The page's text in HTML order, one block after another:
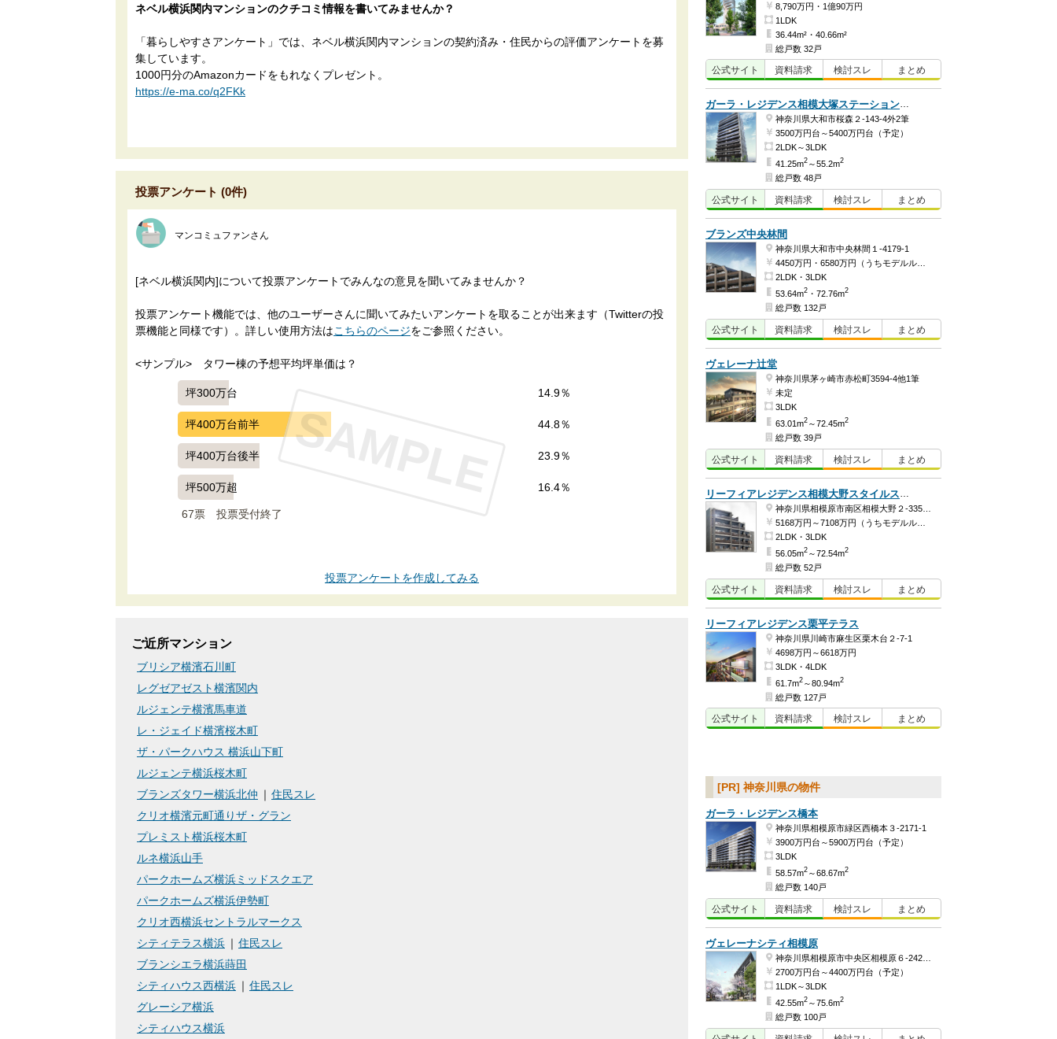
ネベル横浜関内マンションのクチコミ情報を書いてみませんか？
「暮らしやすさアンケート」では、ネベル横浜関内マンションの契約済み・住民からの評価アンケートを募
集しています。
1000円分のAmazonカードをもれなくプレゼント。
https://e-ma.co/q2FKk
投票アンケート (0件)
マンコミュファンさん
[ネベル横浜関内]について投票アンケートでみんなの意見を聞いてみませんか？
投票アンケート機能では、他のユーザーさんに聞いてみたいアンケートを取ることが出来ます（Twitterの投
票機能と同様です）。詳しい使用方法は こちらのページをご参照ください。
<サンプル>　タワー棟の予想平均坪単価は？
坪300万台 14.9％
坪400万台前半 44.8％
坪400万台後半 23.9％
坪500万超 16.4％
67票 投票受付終了
SAMPLE
投票アンケートを作成してみる
ご近所マンション
ブリシア横濱石川町
レグゼアゼスト横濱関内
ルジェンテ横濱馬車道
レ・ジェイド横濱桜木町
ザ・パークハウス 横浜山下町
ルジェンテ横浜桜木町
ブランズタワー横浜北仲
住民スレ
クリオ横濱元町通りザ・グラン
プレミスト横浜桜木町
ルネ横浜山手
パークホームズ横浜ミッドスクエア
パークホームズ横浜伊勢町
クリオ西横浜セントラルマークス
シティテラス横浜
住民スレ
ブランシエラ横浜蒔田
シティハウス西横浜
住民スレ
グレーシア横浜
シティハウス横浜
8,790万円・1億90万円
1LDK
36.44m²・40.66m²
総戸数 32戸
公式サイト 資料請求 検討スレ まとめ
ガーラ・レジデンス相模大塚ステーションマーク
神奈川県大和市桜森２-143-4外2筆
3500万円台～5400万円台（予定）
2LDK～3LDK
41.25m2 ～55.2m2
総戸数 48戸
公式サイト 資料請求 検討スレ まとめ
ブランズ中央林間
神奈川県大和市中央林間１-4179-1
2LDK・3LDK
53.64m2 ・72.76m2
総戸数 132戸
公式サイト 資料請求 検討スレ まとめ
ヴェレーナ辻堂
神奈川県茅ヶ崎市赤松町3594-4他1筆
未定
3LDK
63.01m2 ～72.45m2
総戸数 39戸
公式サイト 資料請求 検討スレ まとめ
2LDK・3LDK
56.05m2 ～72.54m2
総戸数 52戸
公式サイト 資料請求 検討スレ まとめ
リーフィアレジデンス栗平テラス
神奈川県川崎市麻生区栗木台２-7-1
4698万円～6618万円
3LDK・4LDK
61.7m2 ～80.94m2
総戸数 127戸
公式サイト 資料請求 検討スレ まとめ
[PR] 神奈川県の物件
ガーラ・レジデンス橋本
神奈川県相模原市緑区西橋本３-2171-1
3900万円台～5900万円台（予定）
3LDK
58.57m2 ～68.67m2
総戸数 140戸
公式サイト 資料請求 検討スレ まとめ
ヴェレーナシティ相模原
2700万円台～4400万円台（予定）
1LDK～3LDK
42.55m2 ～75.6m2
総戸数 100戸